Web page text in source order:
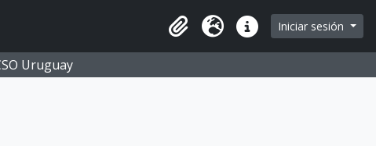
Portapapeles
Idioma Enlaces rápidos
Iniciar sesión
Uruguay